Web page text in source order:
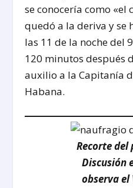
se conocería como «el
quedó a la deriva y se
las 11 de la noche del
120 minutos después
auxilio a la Capitanía
Habana.
Recorte del
Discusión
observa el